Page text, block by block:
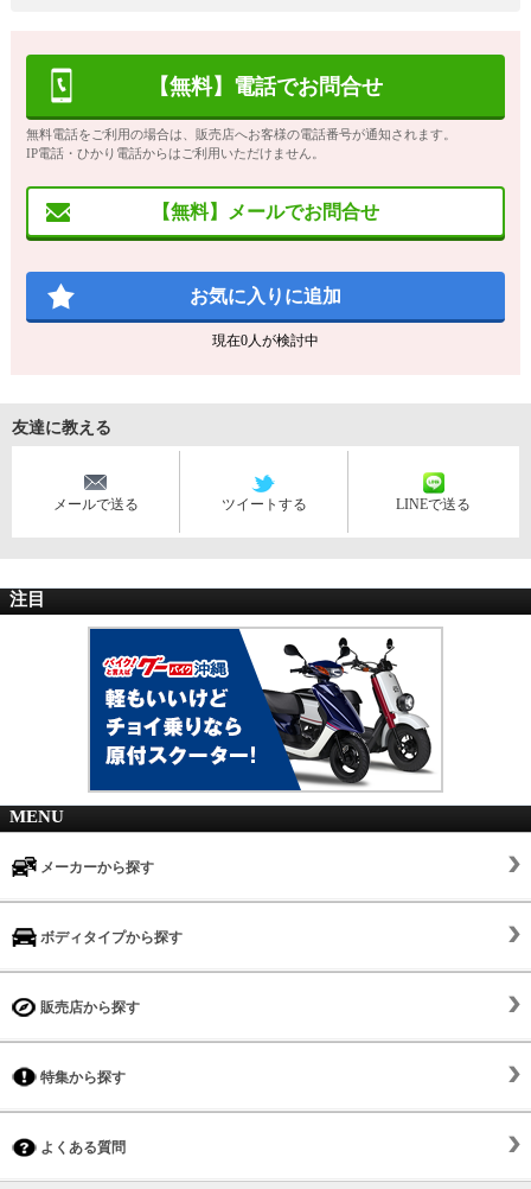
【無料】電話でお問合せ
無料電話をご利用の場合は、販売店へお客様の電話番号が通知されます。
IP電話・ひかり電話からはご利用いただけません。
【無料】メールでお問合せ
お気に入りに追加
現在0人が検討中
友達に教える
メールで送る ツイートする LINEで送る
注目
MENU
メーカーから探す
ボディタイプから探す
販売店から探す
特集から探す
よくある質問